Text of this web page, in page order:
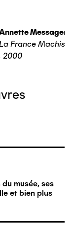
Messager
La France Machiste
2000
musée, ses
et bien plus